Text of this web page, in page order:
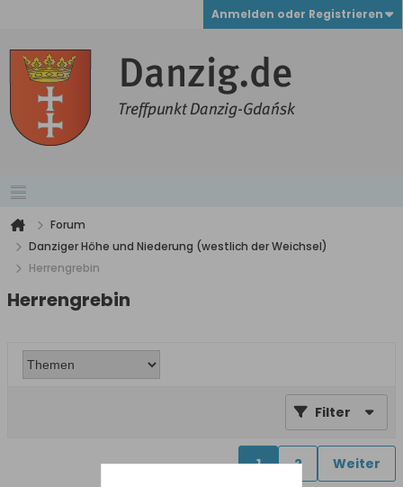
Anmelden oder Registrieren
Forum
Danziger Höhe und Niederung (westlich der Weichsel)
Herrengrebin
Herrengrebin
Filter
1 2 Weiter